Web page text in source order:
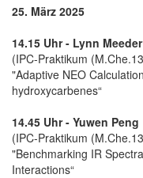
25. März 2025
14.15 Uhr - Lynn Meeder
(IPC-Praktikum
"Adaptive NEO
hydroxycarbenes“
14.45 Uhr - Yuwen Peng
(IPC-Praktikum
"Benchmarking IR
Interactions“